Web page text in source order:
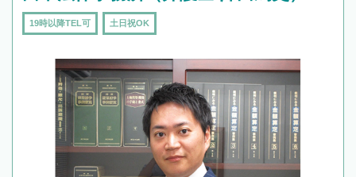
19時以降TEL可 土日祝OK